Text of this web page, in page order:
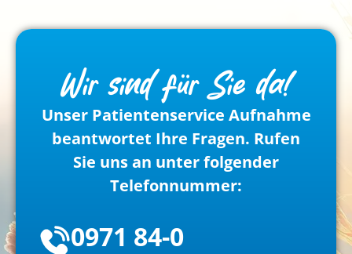
Wir sind für Sie da!
Unser Patientenservice Aufnahme
beantwortet Ihre Fragen. Rufen
Sie uns an unter folgender
Telefonnummer:
0971 84-0